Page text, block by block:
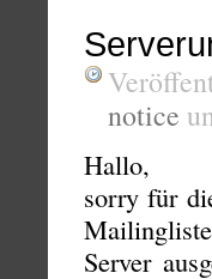
notice
Hallo,
sorry für
Server